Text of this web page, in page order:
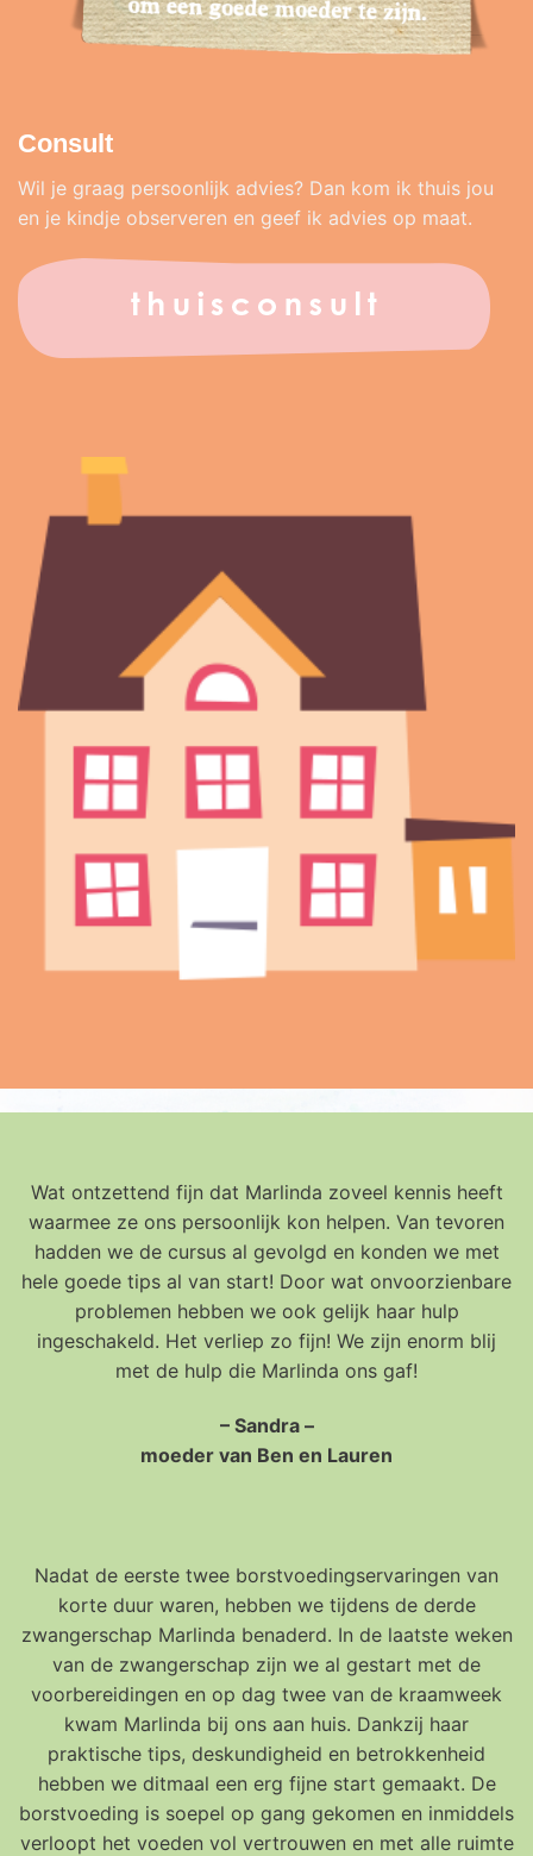
Consult
Wil je graag persoonlijk advies? Dan kom ik thuis jou
en je kindje observeren en geef ik advies op maat.
Wat ontzettend fijn dat Marlinda zoveel kennis heeft
waarmee ze ons persoonlijk kon helpen. Van tevoren
hadden we de cursus al gevolgd en konden we met
hele goede tips al van start! Door wat onvoorzienbare
problemen hebben we ook gelijk haar hulp
ingeschakeld. Het verliep zo fijn! We zijn enorm blij
met de hulp die Marlinda ons gaf!
– Sandra –
moeder van Ben en Lauren
Nadat de eerste twee borstvoedingservaringen van
korte duur waren, hebben we tijdens de derde
zwangerschap Marlinda benaderd. In de laatste weken
van de zwangerschap zijn we al gestart met de
voorbereidingen en op dag twee van de kraamweek
kwam Marlinda bij ons aan huis. Dankzij haar
praktische tips, deskundigheid en betrokkenheid
hebben we ditmaal een erg fijne start gemaakt. De
borstvoeding is soepel op gang gekomen en inmiddels
verloopt het voeden vol vertrouwen en met alle ruimte